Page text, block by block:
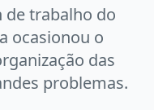
de trabalho do
ocasionou o
das
problemas.